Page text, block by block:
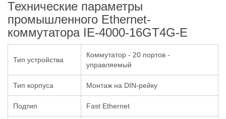
Технические параметры
промышленного Ethernet-
коммутатора IE-4000-16GT4G-E
Тип устройства
Коммутатор - 20 портов -
управляемый
Тип корпуса Монтаж на DIN-рейку
Подтип Fast Ethernet